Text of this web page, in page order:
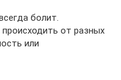
болит.
от разных
или